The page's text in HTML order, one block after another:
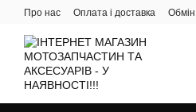
Перейти до основного контенту
Про нас Оплата і доставка